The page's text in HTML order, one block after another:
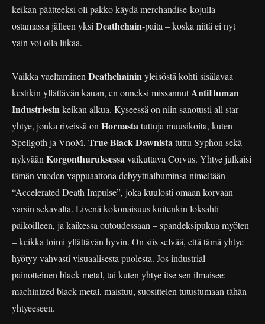
keikan päätteeksi oli pakko käydä merchandise-kojulla
ostamassa jälleen yksi Deathchain-paita – koska niitä ei nyt
vain voi olla liikaa.
Vaikka vaeltaminen Deathchaininyleisöstä kohti sisälavaa
kestikin yllättävän kauan, en onneksi missannutAntiHuman
Industriesinkeikan alkua. Kyseessä on niin sanotusti all star -
yhtye, jonka riveissä on Hornastatuttuja muusikoita, kuten
Spellgoth ja VnoM, True Black Dawnistatuttu Syphon sekä
nykyään Korgonthuruksessavaikuttava Corvus. Yhtye julkaisi
tämän vuoden vappuaattona debyyttialbuminsa nimeltään
“Accelerated Death Impulse”, joka kuulosti omaan korvaan
varsin sekavalta. Livenä kokonaisuus kuitenkin loksahti
paikoilleen, ja kaikessa outoudessaan – spandeksipukua myöten
– keikka toimi yllättävän hyvin. On siis selvää, että tämä yhtye
hyötyy vahvasti visuaalisesta puolesta. Jos industrial-
painotteinen black metal, tai kuten yhtye itse sen ilmaisee:
machinized black metal, maistuu, suosittelen tutustumaan tähän
yhtyeeseen.